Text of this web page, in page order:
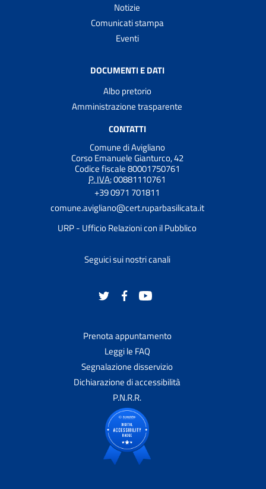
Notizie
Comunicati stampa
Eventi
DOCUMENTI E DATI
Albo pretorio
Amministrazione trasparente
CONTATTI
Comune di Avigliano
Corso Emanuele Gianturco, 42
Codice fiscale 80001750761
P. IVA:00881110761
+39 0971 701811
comune.avigliano@cert.ruparbasilicata.it
URP - Ufficio Relazioni con il Pubblico
Seguici sui nostri canali
Prenota appuntamento
Leggi le FAQ
Segnalazione disservizio
Dichiarazione di accessibilità
P.N.R.R.